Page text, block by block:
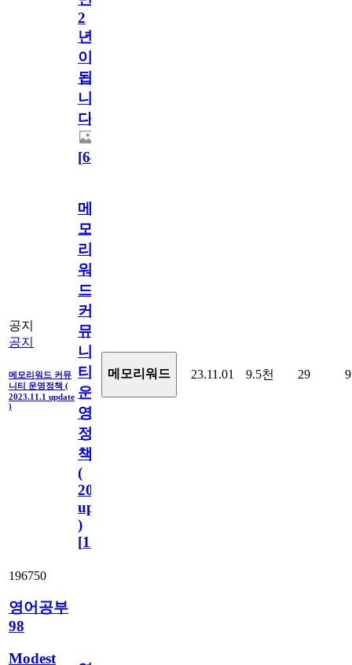
2
년
이
됩
니
다.
[64
공지
공지
메모리워드 커뮤
니티 운영정책 (
2023.11.1 update
)
메
모
리
워
드
커
뮤
니
티
운
영
정
책
(
2023.11.1
update
)
[110
메모리워드 23.11.01 9.5천 29 9
196750
영어공부
98
Modest